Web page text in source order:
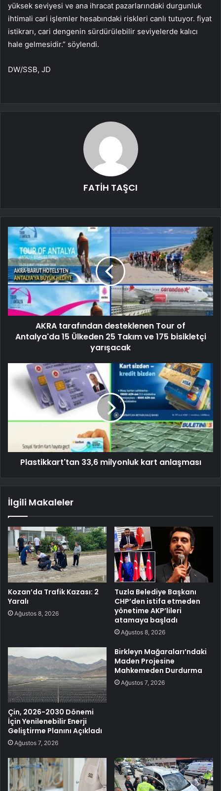
yüksek seviyesi ve ana ihracat pazarlarındaki durgunluk
ihtimali cari işlemler hesabındaki riskleri canlı tutuyor. fiyat
istikrarı, cari dengenin sürdürülebilir seviyelerde kalıcı
hale gelmesidir.” söylendi.
DW/SSB, JD
FATİH TAŞCI
AKRA tarafından desteklenen Tour of
Antalya'da 15 Ülkeden 25 Takım ve 175 bisikletçi
yarışacak
Plastikkart'tan 33,6 milyonluk kart anlaşması
İlgili Makaleler
Kozan’da Trafik Kazası: 2
Yaralı
Ağustos 8, 2026
Tuzla Belediye Başkanı
CHP’den istifa etmeden
yönetime AKP’lileri
atamaya başladı
Ağustos 8, 2026
Çin, 2026-2030 Dönemi
İçin Yenilenebilir Enerji
Geliştirme Planını Açıkladı
Ağustos 7, 2026
Birkleyn Mağaraları’ndaki
Maden Projesine
Mahkemeden Durdurma
Ağustos 7, 2026